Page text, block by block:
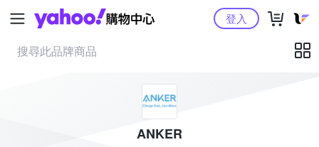
Yahoo購物中心登入
ANKER